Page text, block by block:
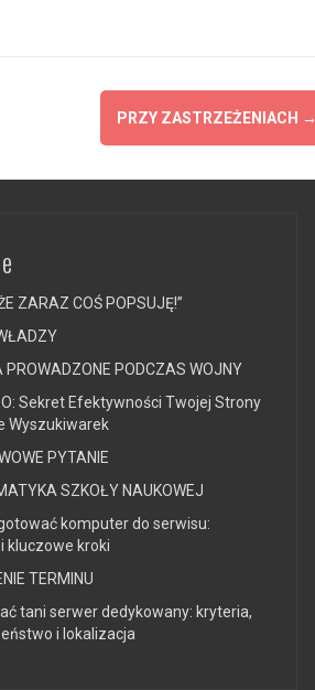
PRZY ZASTRZEŻENIACH →
ZARAZ COŚ POPSUJĘ!”
PROWADZONE PODCZAS WOJNY
Sekret Efektywności Twojej Strony
Wyszukiwarek
PYTANIE
SZKOŁY NAUKOWEJ
komputer do serwisu:
kluczowe kroki
TERMINU
tani serwer dedykowany: kryteria,
i lokalizacja